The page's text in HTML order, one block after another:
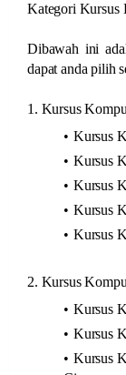
Kategori Kursus
Dibawah ini
dapat anda pilih
1. Kursus
Kursus
Kursus
Kursus
Kursus
Kursus
2. Kursus
Kursus
Kursus
Kursus